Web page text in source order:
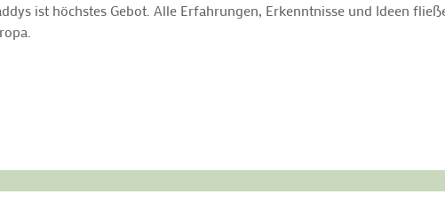
ist höchstes Gebot. Alle Erfahrungen, Erkenntnisse und Ideen